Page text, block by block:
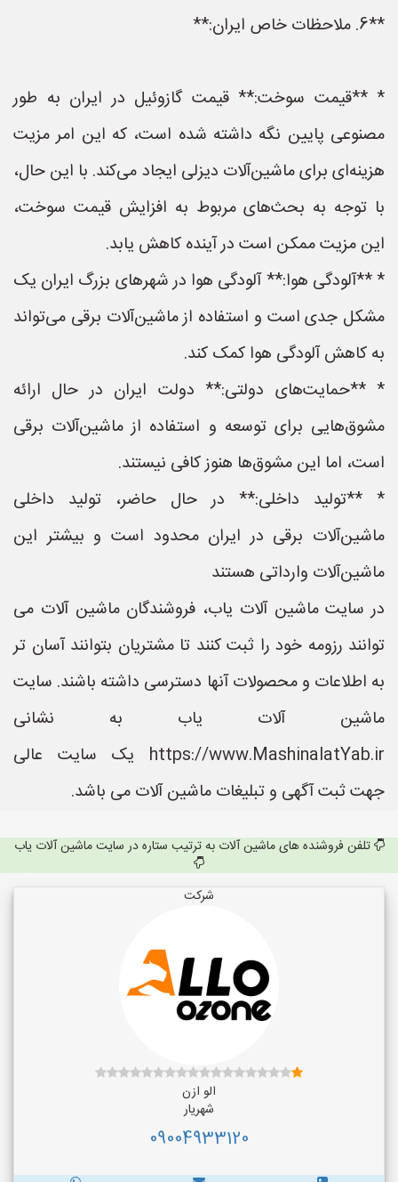
**6. ملاحظات خاص ایران:**
* **قیمت سوخت:** قیمت گازوئیل در ایران به طور
مصنوعی پایین نگه داشته شده است، که این امر مزیت
هزینه‌ای برای ماشین‌آلات دیزلی ایجاد می‌کند. با این حال،
با توجه به بحث‌های مربوط به افزایش قیمت سوخت،
این مزیت ممکن است در آینده کاهش یابد.
* **آلودگی هوا:** آلودگی هوا در شهرهای بزرگ ایران یک
مشکل جدی است و استفاده از ماشین‌آلات برقی می‌تواند
به کاهش آلودگی هوا کمک کند.
* **حمایت‌های دولتی:** دولت ایران در حال ارائه
مشوق‌هایی برای توسعه و استفاده از ماشین‌آلات برقی
است، اما این مشوق‌ها هنوز کافی نیستند.
* **تولید داخلی:** در حال حاضر، تولید داخلی
ماشین‌آلات برقی در ایران محدود است و بیشتر این
ماشین‌آلات وارداتی هستند
در سایت ماشین آلات یاب، فروشندگان ماشین آلات می
توانند رزومه خود را ثبت کنند تا مشتریان بتوانند آسان تر
به اطلاعات و محصولات آنها دسترسی داشته باشند. سایت
ماشین آلات یاب به نشانی
https://www.MashinalatYab.ir یک سایت عالی
جهت ثبت آگهی و تبلیغات ماشین آلات می باشد.
تلفن فروشنده های ماشین آلات به ترتیب ستاره در سایت ماشین آلات یاب
شرکت
الو ازن
شهریار
09004933120